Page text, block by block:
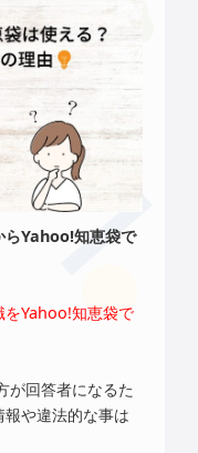
らYahoo!知恵袋で
をYahoo!知恵袋で
が回答者になるた
や違法的な事は